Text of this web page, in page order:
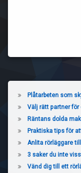
Plåtarbeten som
Välj rätt partner för
Räntans dolda
Praktiska tips för
Anlita rörläggare
3 saker du inte
Vänd dig till ett